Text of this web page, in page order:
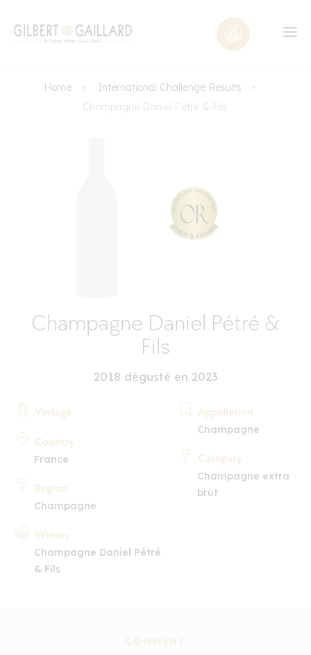
Home
International Challenge Results
Champagne Daniel Pétré & Fils
Champagne Daniel Pétré &
Fils
2018 dégusté en 2023
Vintage
Country
France
Region
Champagne
Winery
Champagne Daniel Pétré
& Fils
Appellation
Champagne
Category
Champagne extra
brut
COMMENT